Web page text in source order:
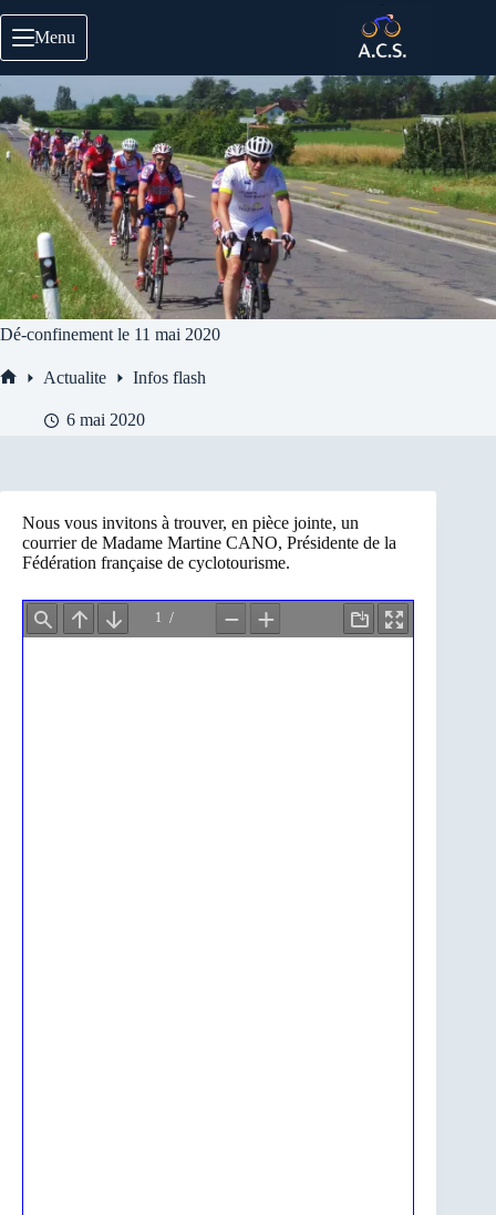
au
contenu
Menu
Dé-confinement le 11 mai 2020
Actualite Infos flash
6 mai 2020
Nous vous invitons à trouver, en pièce jointe, un
courrier de Madame Martine CANO, Présidente de la
Fédération française de cyclotourisme.